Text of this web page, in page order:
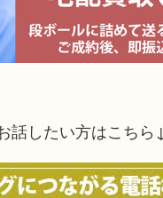
話したい方はこちら↓